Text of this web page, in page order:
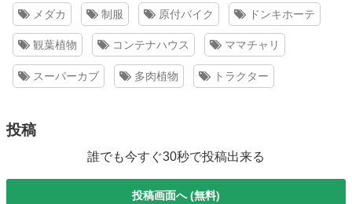
メダカ 制服 原付バイク ドンキホーテ
観葉植物 コンテナハウス ママチャリ
スーパーカブ 多肉植物 トラクター
投稿
誰でも今すぐ30秒で投稿出来る
投稿画面へ (無料)